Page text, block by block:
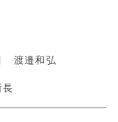
渡邉和弘